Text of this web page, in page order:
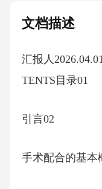
文档描述
汇报人
TENTS目录01
引言02
手术配合的基本